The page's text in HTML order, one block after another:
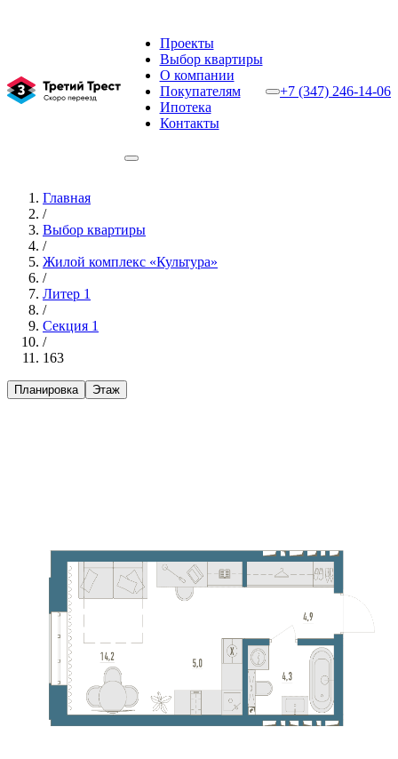
Проекты
Выбор квартиры
О компании
Покупателям
Ипотека
Контакты
+7 (347) 246-14-06
Главная
/
Выбор квартиры
/
Жилой комплекс «Культура»
/
Литер 1
/
Секция 1
/
163
Планировка Этаж